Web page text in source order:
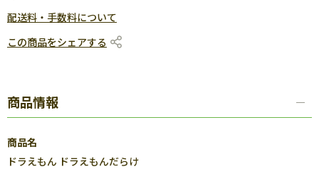
配送料・手数料について
この商品をシェアする
商品情報
商品名
ドラえもん ドラえもんだらけ